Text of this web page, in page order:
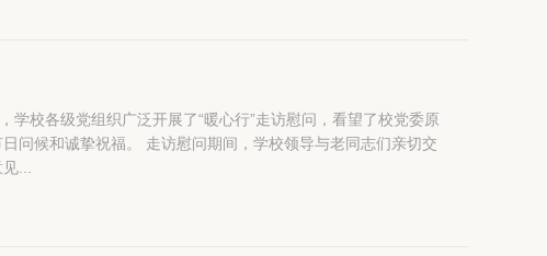
校各级党组织广泛开展了“暖心行”走访慰问，看望了校党委原
学校领导与老同志们亲切交
...